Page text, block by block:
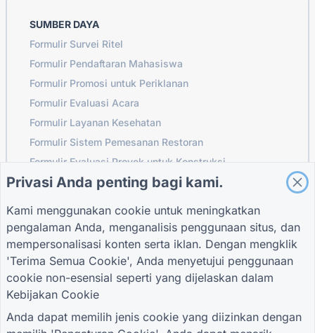
SUMBER DAYA
Formulir Survei Ritel
Formulir Pendaftaran Mahasiswa
Formulir Promosi untuk Periklanan
Formulir Evaluasi Acara
Formulir Layanan Kesehatan
Formulir Sistem Pemesanan Restoran
Formulir Evaluasi Proyek untuk Konstruksi
Formulir Evaluasi Pemasok untuk Logistik
Formulir Keterlibatan Pelanggan
PANDUAN
Pusat Bantuan
TIGER FORM
PERUSAHAAN
KETENTUAN
Pengaturan Cookie
Privasi Anda penting bagi kami.
Kami menggunakan cookie untuk meningkatkan
pengalaman Anda, menganalisis penggunaan situs, dan
mempersonalisasi konten serta iklan. Dengan mengklik
'Terima Semua Cookie', Anda menyetujui penggunaan
cookie non-esensial seperti yang dijelaskan dalam
Kebijakan Cookie
Anda dapat memilih jenis cookie yang diizinkan dengan